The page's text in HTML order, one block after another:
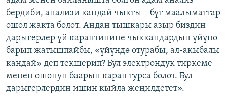
бердиби, анализи кандай чыкты – бүт маалыматтар
ошол жакта болот. Андан тышкары азыр биздин
дарыгерлер үй карантинине чыккандардын үйүнө
барып жатышпайбы, «үйүндө отурабы, ал-акыбалы
кандай» деп текшерип? Бул электрондук тиркеме
менен ошонун баарын карап турса болот. Бул
дарыгерлердин ишин кыйла жеңилдетет».